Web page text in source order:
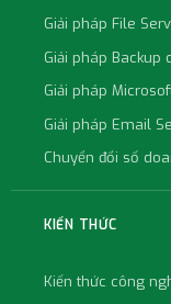
Giải pháp File
Giải pháp Backup
Giải pháp
Giải pháp Email
Chuyển đổi số
KIẾN THỨC
Kiến thức công